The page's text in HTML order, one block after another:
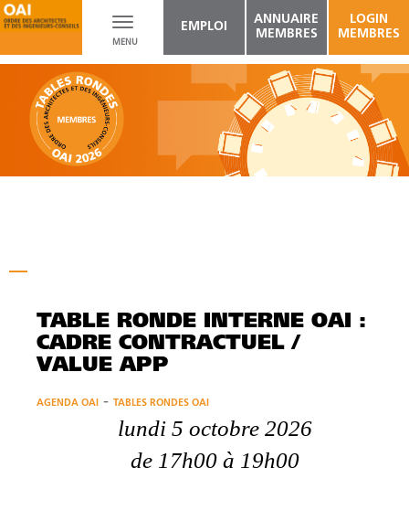
Toggle
navigation
MENU
EMPLOI
ANNUAIRE
MEMBRES
LOGIN
MEMBRES
TABLE RONDE INTERNE OAI :
CADRE CONTRACTUEL /
VALUE APP
AGENDA OAI - TABLES RONDES OAI
lundi 5 octobre 2026
de 17h00 à 19h00